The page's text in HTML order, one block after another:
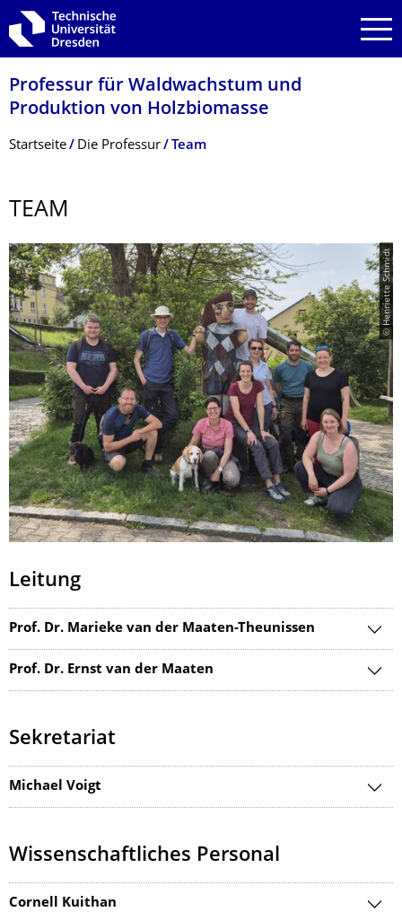
Zur Hauptnavigation springen
Zur Suche springen
Zum Inhalt springen
Professur für Waldwachstum und
Produktion von Holzbiomasse
Breadcrumb-Menü
Startseite Die Professur Team
TEAM
© Henriette Schmidt
Leitung
Prof. Dr. Marieke van der Maaten-Theunissen
Prof. Dr. Ernst van der Maaten
Sekretariat
Michael Voigt
Wissenschaftliches Personal
Cornell Kuithan